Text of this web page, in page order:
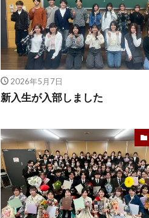
2026年5月7日
新入生が入部しました